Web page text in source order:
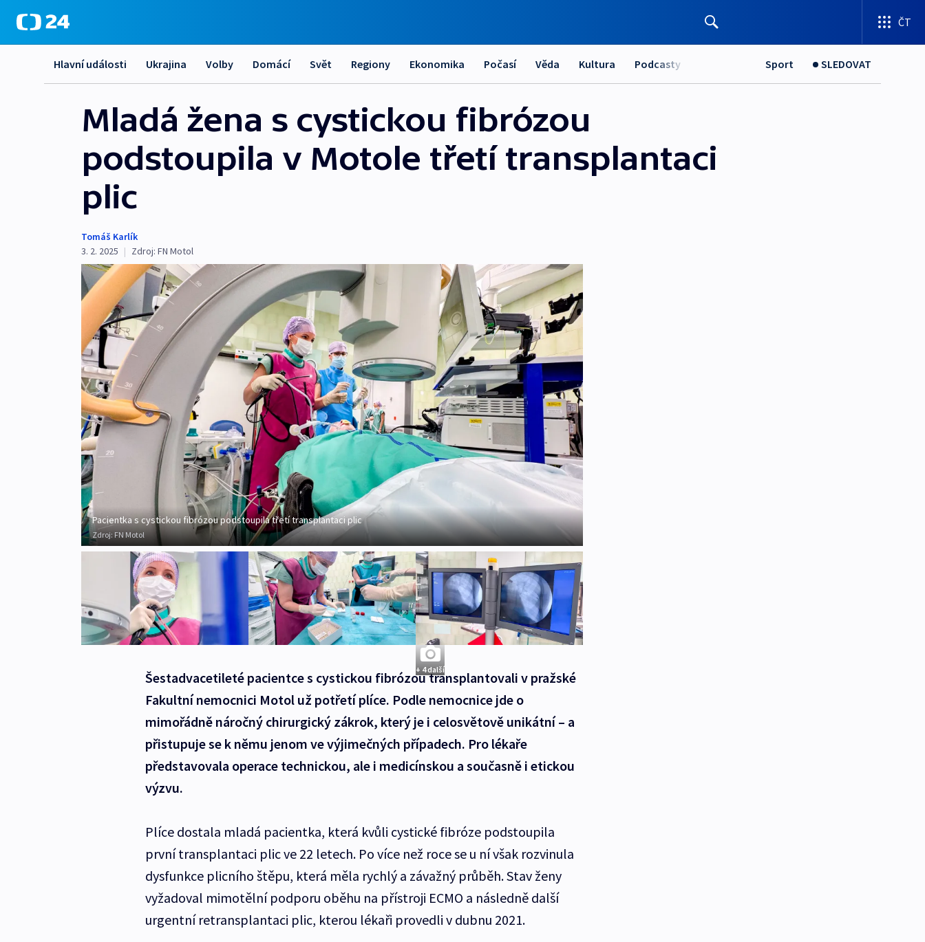
ČT
Hlavní události Ukrajina Volby Domácí Svět Regiony Ekonomika Počasí Věda Kultura Podcasty Sport SLEDOVAT
Mladá žena s cystickou fibrózou
podstoupila v Motole třetí transplantaci
plic
Tomáš Karlík
3. 2. 2025 | Zdroj: FN Motol
Pacientka s cystickou fibrózou podstoupila třetí transplantaci plic
Zdroj:FN Motol
+ 4 další
Šestadvacetileté pacientce s cystickou fibrózou transplantovali v pražské
Fakultní nemocnici Motol už potřetí plíce. Podle nemocnice jde o
mimořádně náročný chirurgický zákrok, který je i celosvětově unikátní – a
přistupuje se k němu jenom ve výjimečných případech. Pro lékaře
představovala operace technickou, ale i medicínskou a současně i etickou
výzvu.
Plíce dostala mladá pacientka, která kvůli cystické fibróze podstoupila
první transplantaci plic ve 22 letech. Po více než roce se u ní však rozvinula
dysfunkce plicního štěpu, která měla rychlý a závažný průběh. Stav ženy
vyžadoval mimotělní podporu oběhu na přístroji ECMO a následně další
urgentní retransplantaci plic, kterou lékaři provedli v dubnu 2021.